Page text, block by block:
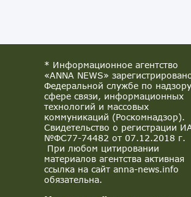
* Информационное агентство
«ANNA NEWS»
Федеральной службе по
сфере связи, информационных
технологий и массовых
коммуникаций (Роскомнадзор).
Свидетельство о регистрации
№ФС77-74482 от 07.12.2018 г.
При любом цитировании
материалов агентства активная
ссылка на сайт anna-news.info
обязательна.